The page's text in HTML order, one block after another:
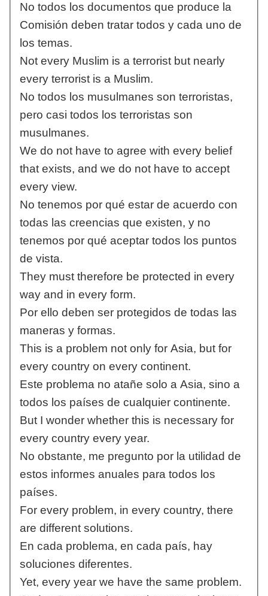
No todos los documentos que produce la
Comisión deben tratar todos y cada uno de
los temas.
Not every Muslim is a terrorist but nearly
every terrorist is a Muslim.
No todos los musulmanes son terroristas,
pero casi todos los terroristas son
musulmanes.
We do not have to agree with every belief
that exists, and we do not have to accept
every view.
No tenemos por qué estar de acuerdo con
todas las creencias que existen, y no
tenemos por qué aceptar todos los puntos
de vista.
They must therefore be protected in every
way and in every form.
Por ello deben ser protegidos de todas las
maneras y formas.
This is a problem not only for Asia, but for
every country on every continent.
Este problema no atañe solo a Asia, sino a
todos los países de cualquier continente.
But I wonder whether this is necessary for
every country every year.
No obstante, me pregunto por la utilidad de
estos informes anuales para todos los
países.
For every problem, in every country, there
are different solutions.
En cada problema, en cada país, hay
soluciones diferentes.
Yet, every year we have the same problem.